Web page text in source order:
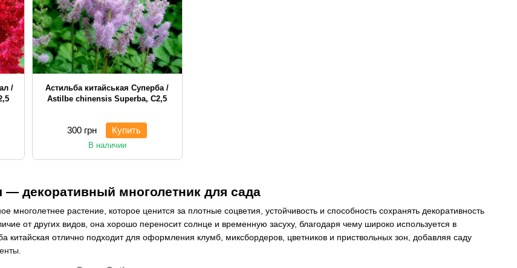
— декоративный многолетник для сада
многолетнее растение, которое ценится за плотные соцветия, устойчивость и способность сохранять декоративность
от других видов, она хорошо переносит солнце и временную засуху, благодаря чему широко используется в
китайская отлично подходит для оформления клумб, миксбордеров, цветников и приствольных зон, добавляя саду
/
Астильба китайськая Суперба /
Astilbe chinensis Superba, С2,5
300 грн Купить
В наличии